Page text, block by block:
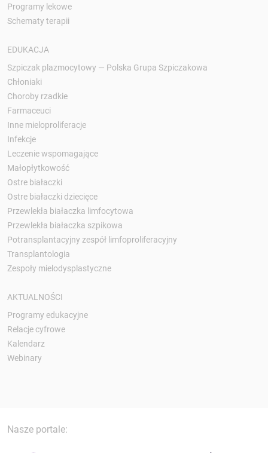
Programy lekowe
Schematy terapii
EDUKACJA
Szpiczak plazmocytowy — Polska Grupa Szpiczakowa
Chłoniaki
Choroby rzadkie
Farmaceuci
Inne mieloproliferacje
Infekcje
Leczenie wspomagające
Małopłytkowość
Ostre białaczki
Ostre białaczki dziecięce
Przewlekła białaczka limfocytowa
Przewlekła białaczka szpikowa
Potransplantacyjny zespół limfoproliferacyjny
Transplantologia
Zespoły mielodysplastyczne
AKTUALNOŚCI
Programy edukacyjne
Relacje cyfrowe
Kalendarz
Webinary
Nasze portale: